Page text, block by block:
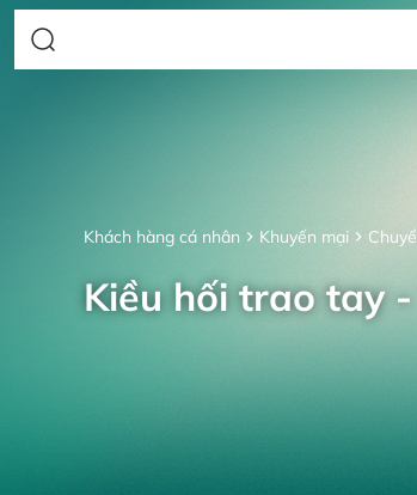
Khách hàng cá nhân Khuyến mại
Kiều hối trao tay